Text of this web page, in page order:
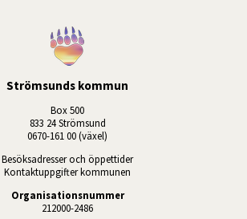
Strömsunds kommun
Box 500
833 24 Strömsund
0670-161 00 (växel)
Besöksadresser och öppettider
Kontaktuppgifter kommunen
Organisationsnummer
212000-2486